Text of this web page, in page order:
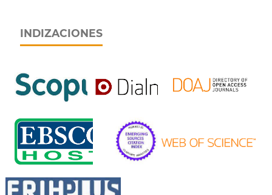
INDIZACIONES